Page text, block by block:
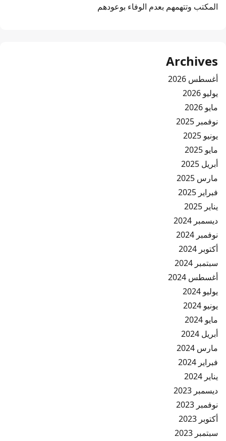
المكتب وتتهمهم بعدم الوفاء بوعودهم
Archives
أغسطس 2026
يوليو 2026
مايو 2026
نوفمبر 2025
يونيو 2025
مايو 2025
أبريل 2025
مارس 2025
فبراير 2025
يناير 2025
ديسمبر 2024
نوفمبر 2024
أكتوبر 2024
سبتمبر 2024
أغسطس 2024
يوليو 2024
يونيو 2024
مايو 2024
أبريل 2024
مارس 2024
فبراير 2024
يناير 2024
ديسمبر 2023
نوفمبر 2023
أكتوبر 2023
سبتمبر 2023